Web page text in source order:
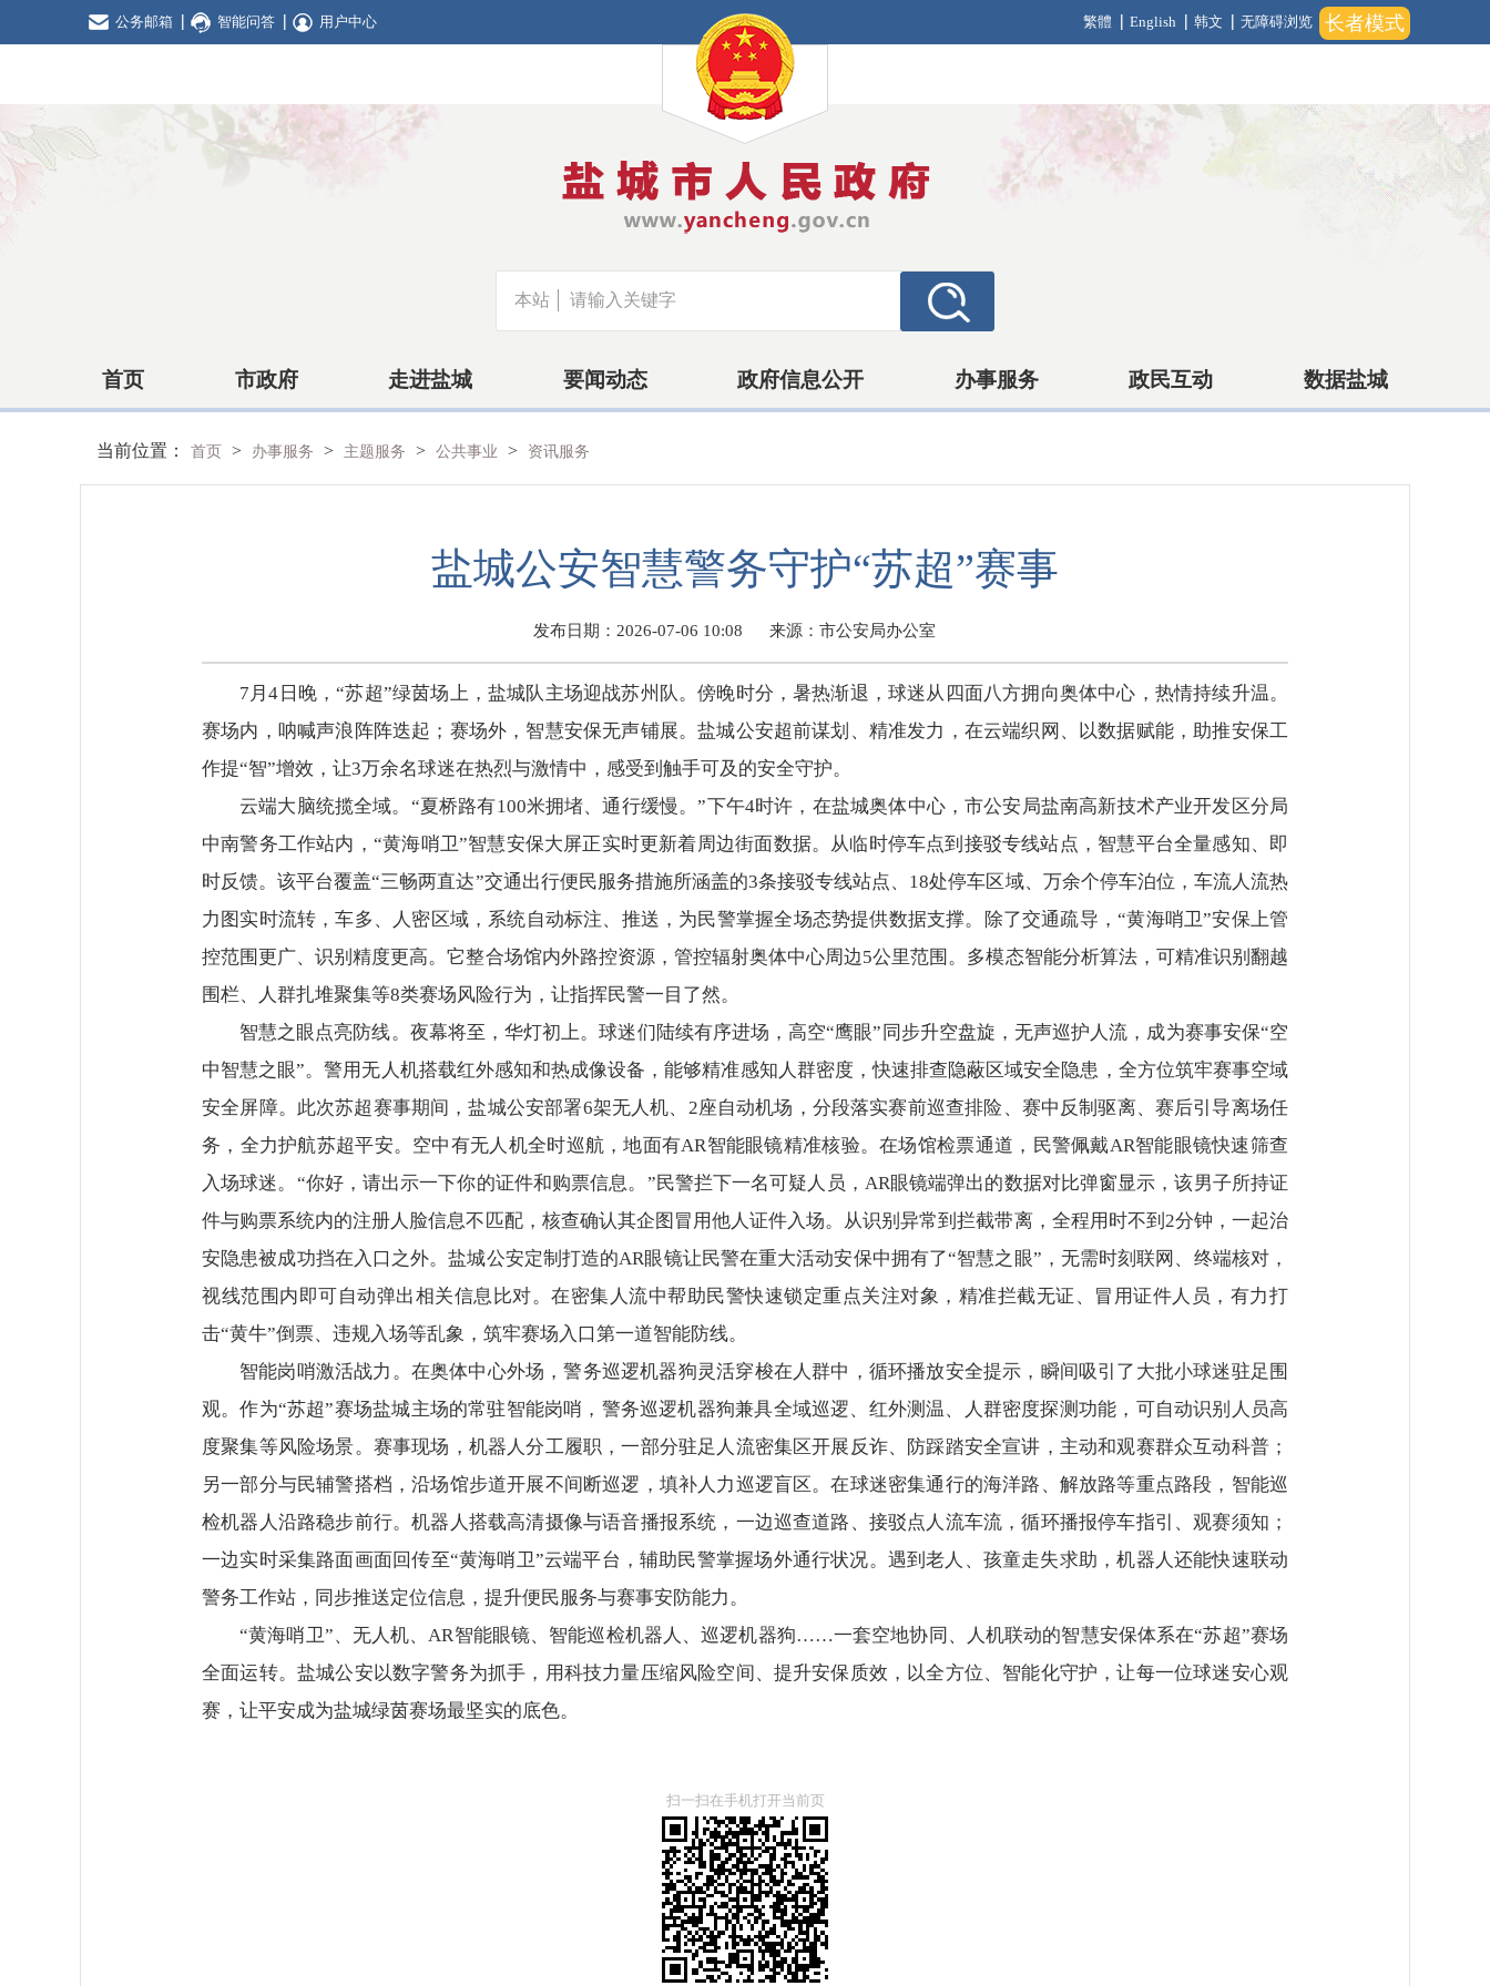
长者模式
公务邮箱 智能问答 用户中心 繁體 English 韩文 无障碍浏览
本站
首页 市政府 走进盐城 要闻动态 政府信息公开 办事服务 政民互动 数据盐城
当前位置： 首页 > 办事服务 > 主题服务 > 公共事业 > 资讯服务
盐城公安智慧警务守护“苏超”赛事
发布日期：2026-07-06 10:08 来源：市公安局办公室
7月4日晚，“苏超”绿茵场上，盐城队主场迎战苏州队。傍晚时分，暑热渐退，球迷从四面八方拥向奥体中心，热情持续升温。
赛场内，呐喊声浪阵阵迭起；赛场外，智慧安保无声铺展。盐城公安超前谋划、精准发力，在云端织网、以数据赋能，助推安保工
作提“智”增效，让3万余名球迷在热烈与激情中，感受到触手可及的安全守护。
云端大脑统揽全域。“夏桥路有100米拥堵、通行缓慢。”下午4时许，在盐城奥体中心，市公安局盐南高新技术产业开发区分局
中南警务工作站内，“黄海哨卫”智慧安保大屏正实时更新着周边街面数据。从临时停车点到接驳专线站点，智慧平台全量感知、即
时反馈。该平台覆盖“三畅两直达”交通出行便民服务措施所涵盖的3条接驳专线站点、18处停车区域、万余个停车泊位，车流人流热
力图实时流转，车多、人密区域，系统自动标注、推送，为民警掌握全场态势提供数据支撑。除了交通疏导，“黄海哨卫”安保上管
控范围更广、识别精度更高。它整合场馆内外路控资源，管控辐射奥体中心周边5公里范围。多模态智能分析算法，可精准识别翻越
围栏、人群扎堆聚集等8类赛场风险行为，让指挥民警一目了然。
智慧之眼点亮防线。夜幕将至，华灯初上。球迷们陆续有序进场，高空“鹰眼”同步升空盘旋，无声巡护人流，成为赛事安保“空
中智慧之眼”。警用无人机搭载红外感知和热成像设备，能够精准感知人群密度，快速排查隐蔽区域安全隐患，全方位筑牢赛事空域
安全屏障。此次苏超赛事期间，盐城公安部署6架无人机、2座自动机场，分段落实赛前巡查排险、赛中反制驱离、赛后引导离场任
务，全力护航苏超平安。空中有无人机全时巡航，地面有AR智能眼镜精准核验。在场馆检票通道，民警佩戴AR智能眼镜快速筛查
入场球迷。“你好，请出示一下你的证件和购票信息。”民警拦下一名可疑人员，AR眼镜端弹出的数据对比弹窗显示，该男子所持证
件与购票系统内的注册人脸信息不匹配，核查确认其企图冒用他人证件入场。从识别异常到拦截带离，全程用时不到2分钟，一起治
安隐患被成功挡在入口之外。盐城公安定制打造的AR眼镜让民警在重大活动安保中拥有了“智慧之眼”，无需时刻联网、终端核对，
视线范围内即可自动弹出相关信息比对。在密集人流中帮助民警快速锁定重点关注对象，精准拦截无证、冒用证件人员，有力打
击“黄牛”倒票、违规入场等乱象，筑牢赛场入口第一道智能防线。
智能岗哨激活战力。在奥体中心外场，警务巡逻机器狗灵活穿梭在人群中，循环播放安全提示，瞬间吸引了大批小球迷驻足围
观。作为“苏超”赛场盐城主场的常驻智能岗哨，警务巡逻机器狗兼具全域巡逻、红外测温、人群密度探测功能，可自动识别人员高
度聚集等风险场景。赛事现场，机器人分工履职，一部分驻足人流密集区开展反诈、防踩踏安全宣讲，主动和观赛群众互动科普；
另一部分与民辅警搭档，沿场馆步道开展不间断巡逻，填补人力巡逻盲区。在球迷密集通行的海洋路、解放路等重点路段，智能巡
检机器人沿路稳步前行。机器人搭载高清摄像与语音播报系统，一边巡查道路、接驳点人流车流，循环播报停车指引、观赛须知；
一边实时采集路面画面回传至“黄海哨卫”云端平台，辅助民警掌握场外通行状况。遇到老人、孩童走失求助，机器人还能快速联动
警务工作站，同步推送定位信息，提升便民服务与赛事安防能力。
“黄海哨卫”、无人机、AR智能眼镜、智能巡检机器人、巡逻机器狗……一套空地协同、人机联动的智慧安保体系在“苏超”赛场
全面运转。盐城公安以数字警务为抓手，用科技力量压缩风险空间、提升安保质效，以全方位、智能化守护，让每一位球迷安心观
赛，让平安成为盐城绿茵赛场最坚实的底色。
扫一扫在手机打开当前页